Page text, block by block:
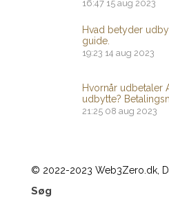
16:47 15 aug 2023
Hvad betyder
guide.
19:23 14 aug 2023
Hvornår udbetaler
udbytte?
21:25 08 aug 2023
© 2022-2023 Web3Zero.dk,
Søg